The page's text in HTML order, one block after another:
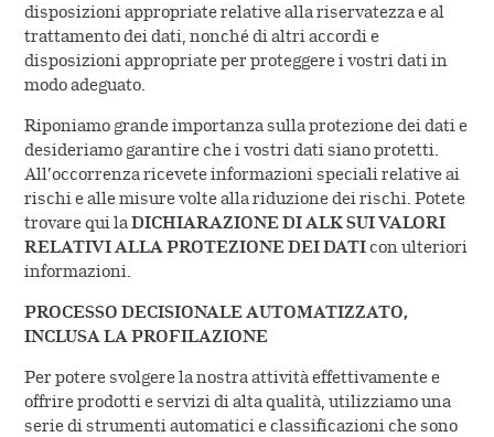
disposizioni appropriate relative alla riservatezza e al
trattamento dei dati, nonché di altri accordi e
disposizioni appropriate per proteggere i vostri dati in
modo adeguato.
Riponiamo grande importanza sulla protezione dei dati e
desideriamo garantire che i vostri dati siano protetti.
All’occorrenza ricevete informazioni speciali relative ai
rischi e alle misure volte alla riduzione dei rischi. Potete
trovare qui laDICHIARAZIONE DI ALK SUI VALORI
RELATIVI ALLA PROTEZIONE DEI DATIcon ulteriori
informazioni.
PROCESSO DECISIONALE AUTOMATIZZATO,
INCLUSA LA PROFILAZIONE
Per potere svolgere la nostra attività effettivamente e
offrire prodotti e servizi di alta qualità, utilizziamo una
serie di strumenti automatici e classificazioni che sono